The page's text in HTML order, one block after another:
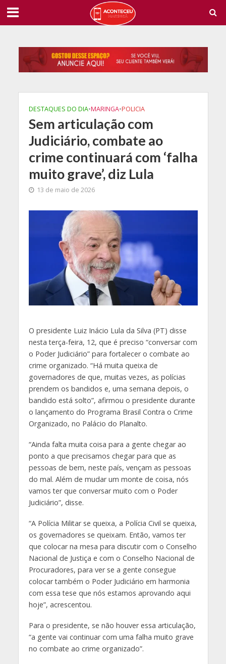
DESTAQUES DO DIA•MARINGA•POLICIA
Sem articulação com
Judiciário, combate ao
crime continuará com ‘falha
muito grave’, diz Lula
13 de maio de 2026
O presidente Luiz Inácio Lula da Silva (PT) disse
nesta terça-feira, 12, que é preciso “conversar com
o Poder Judiciário” para fortalecer o combate ao
crime organizado. “Há muita queixa de
governadores de que, muitas vezes, as polícias
prendem os bandidos e, uma semana depois, o
bandido está solto”, afirmou o presidente durante
o lançamento do Programa Brasil Contra o Crime
Organizado, no Palácio do Planalto.
“Ainda falta muita coisa para a gente chegar ao
ponto a que precisamos chegar para que as
pessoas de bem, neste país, vençam as pessoas
do mal. Além de mudar um monte de coisa, nós
vamos ter que conversar muito com o Poder
Judiciário”, disse.
“A Polícia Militar se queixa, a Polícia Civil se queixa,
os governadores se queixam. Então, vamos ter
que colocar na mesa para discutir com o Conselho
Nacional de Justiça e com o Conselho Nacional de
Procuradores, para ver se a gente consegue
colocar também o Poder Judiciário em harmonia
com essa tese que nós estamos aprovando aqui
hoje”, acrescentou.
Para o presidente, se não houver essa articulação,
“a gente vai continuar com uma falha muito grave
no combate ao crime organizado”.